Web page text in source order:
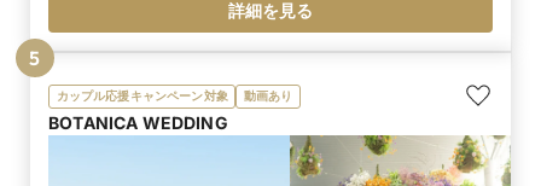
詳細を見る
カップル応援キャンペーン対象 動画あり
BOTANICA WEDDING
5